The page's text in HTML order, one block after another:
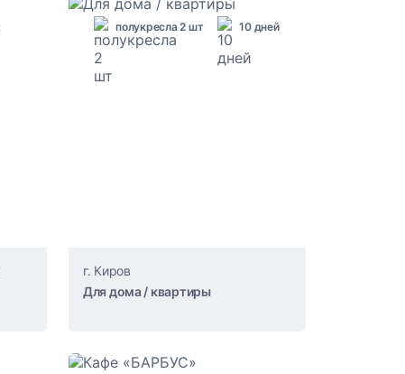
полукресла 2 шт 10 дней
г. Киров
Для дома / квартиры